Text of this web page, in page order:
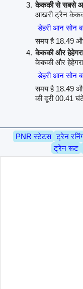
केककी से सबसे
आखरी ट्रैन
डेहरी आन सोन
समय है 18.49
केककी और
केककी और
डेहरी आन सोन
समय है 18.49
की दूरी 00.41
PNR स्टेटस ट्रेन
ट्रेन रूट